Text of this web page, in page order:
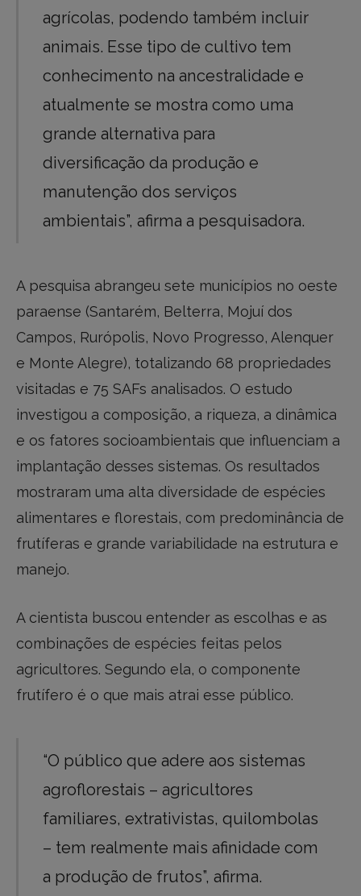
agrícolas, podendo também incluir
animais. Esse tipo de cultivo tem
conhecimento na ancestralidade e
atualmente se mostra como uma
grande alternativa para
diversificação da produção e
manutenção dos serviços
ambientais”, afirma a pesquisadora.
A pesquisa abrangeu sete municípios no oeste
paraense (Santarém, Belterra, Mojuí dos
Campos, Rurópolis, Novo Progresso, Alenquer
e Monte Alegre), totalizando 68 propriedades
visitadas e 75 SAFs analisados. O estudo
investigou a composição, a riqueza, a dinâmica
e os fatores socioambientais que influenciam a
implantação desses sistemas. Os resultados
mostraram uma alta diversidade de espécies
alimentares e florestais, com predominância de
frutíferas e grande variabilidade na estrutura e
manejo.
A cientista buscou entender as escolhas e as
combinações de espécies feitas pelos
agricultores. Segundo ela, o componente
frutífero é o que mais atrai esse público.
“O público que adere aos sistemas
agroflorestais – agricultores
familiares, extrativistas, quilombolas
– tem realmente mais afinidade com
a produção de frutos”, afirma.